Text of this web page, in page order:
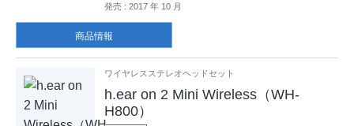
発売 : 2017 年 10 月
商品情報
ワイヤレスステレオヘッドセット
h.ear on 2 Mini Wireless（WH-
H800）